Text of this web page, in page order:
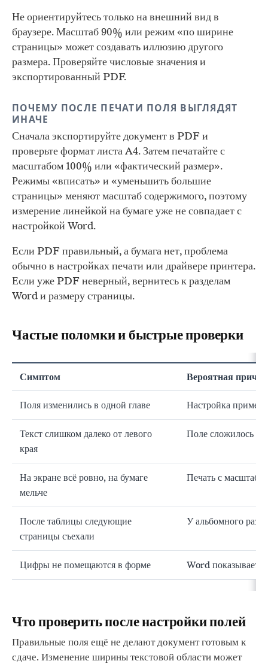
Не ориентируйтесь только на внешний вид в
браузере. Масштаб 90% или режим «по ширине
страницы» может создавать иллюзию другого
размера. Проверяйте числовые значения и
экспортированный PDF.
ПОЧЕМУ ПОСЛЕ ПЕЧАТИ ПОЛЯ ВЫГЛЯДЯТ
ИНАЧЕ
Сначала экспортируйте документ в PDF и
проверьте формат листа A4. Затем печатайте с
масштабом 100% или «фактический размер».
Режимы «вписать» и «уменьшить большие
страницы» меняют масштаб содержимого, поэтому
измерение линейкой на бумаге уже не совпадает с
настройкой Word.
Если PDF правильный, а бумага нет, проблема
обычно в настройках печати или драйвере принтера.
Если уже PDF неверный, вернитесь к разделам
Word и размеру страницы.
Частые поломки и быстрые проверки
Симптом Вероятная
Поля изменились в одной главе Настройка
Текст слишком далеко от левого
края
Поле сложилось с
На экране всё ровно, на бумаге
мельче
Печать с
После таблицы следующие
страницы съехали
У альбомного
Цифры не помещаются в форме Word показывает
Что проверить после настройки полей
Правильные поля ещё не делают документ готовым к
сдаче. Изменение ширины текстовой области может